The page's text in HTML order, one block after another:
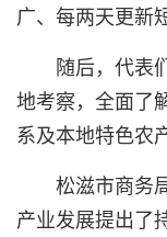
广、每两天更新
随后，代表
地考察，全面了
系及本地特色农
松滋市商务
产业发展提出了